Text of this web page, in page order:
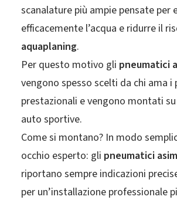
scanalature più ampie pensate per
efficacemente l’acqua e ridurre il
aquaplaning.
Per questo motivo gli pneumatici
vengono spesso scelti da chi ama
prestazionali e vengono montati su
auto sportive.
Come si montano? In modo
occhio esperto: gli pneumatici
riportano sempre indicazioni
per un’installazione professionale